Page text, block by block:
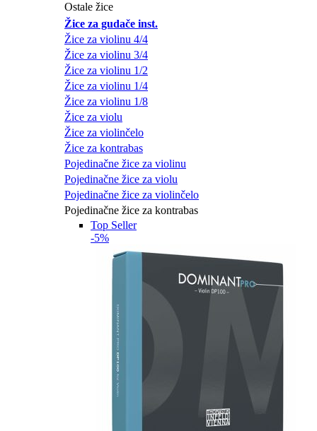
Ostale žice
Žice za gudače inst.
Žice za violinu 4/4
Žice za violinu 3/4
Žice za violinu 1/2
Žice za violinu 1/4
Žice za violinu 1/8
Žice za violu
Žice za violinčelo
Žice za kontrabas
Pojedinačne žice za violinu
Pojedinačne žice za violu
Pojedinačne žice za violinčelo
Pojedinačne žice za kontrabas
Top Seller
-5%